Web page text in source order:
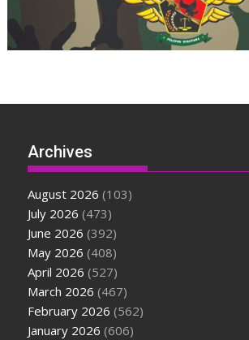
Archives
August 2026 (103)
July 2026 (473)
June 2026 (392)
May 2026 (408)
April 2026 (527)
March 2026 (467)
February 2026 (562)
January 2026 (606)